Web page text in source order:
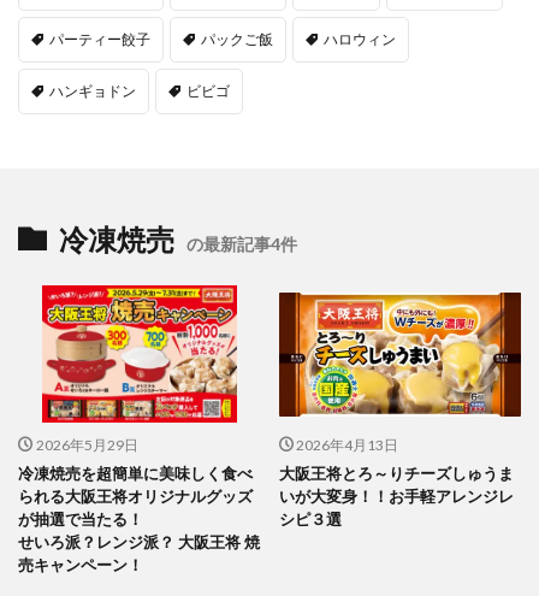
パーティー餃子 パックご飯 ハロウィン
ハンギョドン ビビゴ
冷凍焼売 の最新記事4件
2026年5月29日
冷凍焼売を超簡単に美味しく食べ
られる大阪王将オリジナルグッズ
が抽選で当たる！
せいろ派？レンジ派？ 大阪王将 焼
売キャンペーン！
2026年4月13日
大阪王将とろ～りチーズしゅうま
いが大変身！！お手軽アレンジレ
シピ３選